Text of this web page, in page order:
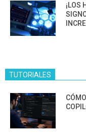
¡LOS
TUTORIALES